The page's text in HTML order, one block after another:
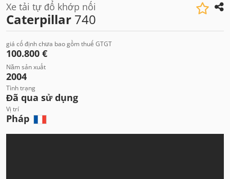
Xe tải tự đổ khớp nối
Caterpillar 740
giá cố định chưa bao gồm thuế GTGT
100.800 €
Năm sản xuất
2004
Tình trạng
Đã qua sử dụng
Vị trí
Pháp